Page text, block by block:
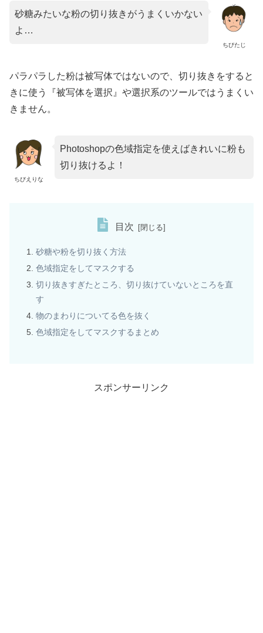
ちびたじ
砂糖みたいな粉の切り抜きがうまくいかない
よ…
パラパラした粉は被写体ではないので、切り抜きをすると
きに使う『被写体を選択』や選択系のツールではうまくい
きません。
ちびえりな
Photoshopの色域指定を使えばきれいに粉も
切り抜けるよ！
目次
砂糖や粉を切り抜く方法
色域指定をしてマスクする
切り抜きすぎたところ、切り抜けていないところを直
す
物のまわりについてる色を抜く
色域指定をしてマスクするまとめ
スポンサーリンク